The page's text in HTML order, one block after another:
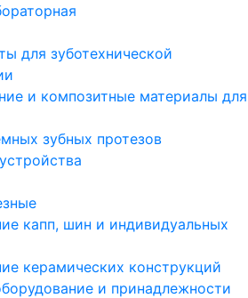
для зуботехнической
и композитные материалы для
зубных протезов
капп, шин и индивидуальных
керамических конструкций
и принадлежности